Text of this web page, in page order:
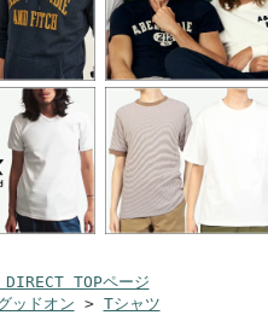
TOPページ
ッドオン > Tシャツ